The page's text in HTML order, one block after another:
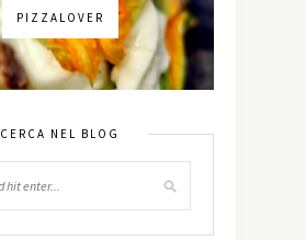
PIZZALOVER
CERCA NEL BLOG